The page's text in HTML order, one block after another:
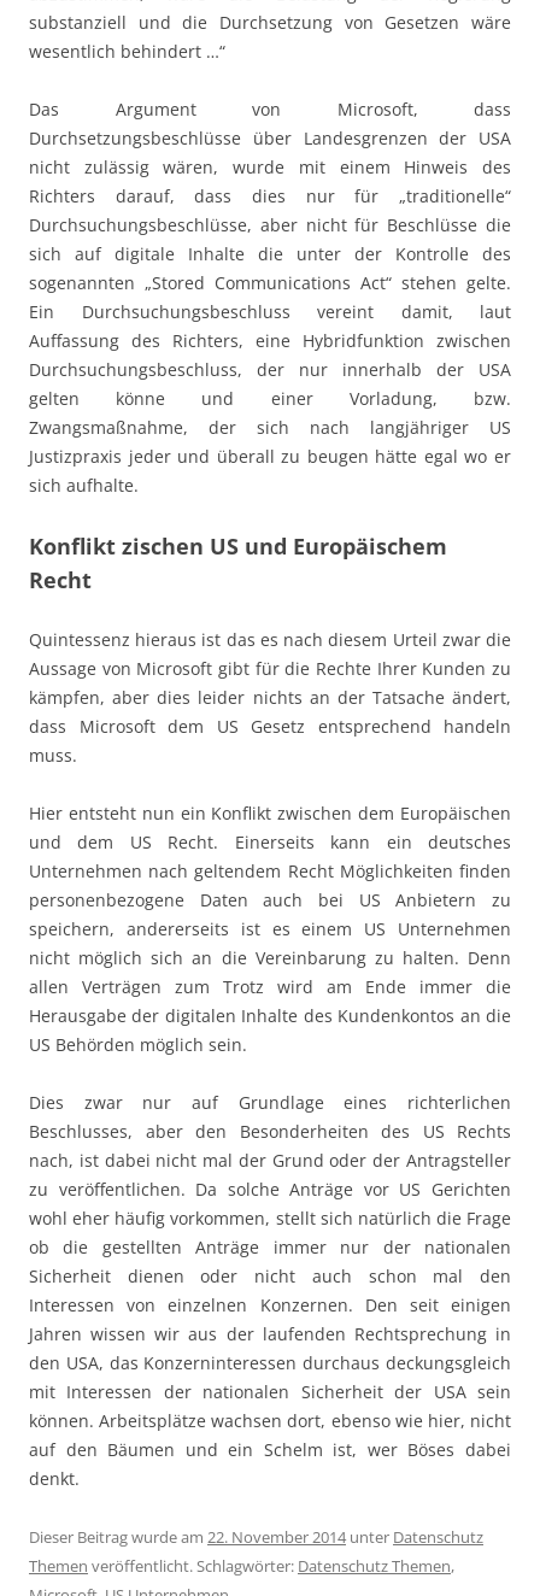
substanziell und die Durchsetzung von Gesetzen wäre
wesentlich behindert …“
Das Argument von Microsoft, dass
Durchsetzungsbeschlüsse über Landesgrenzen der USA
nicht zulässig wären, wurde mit einem Hinweis des
Richters darauf, dass dies nur für „traditionelle“
Durchsuchungsbeschlüsse, aber nicht für Beschlüsse die
sich auf digitale Inhalte die unter der Kontrolle des
sogenannten „Stored Communications Act“ stehen gelte.
Ein Durchsuchungsbeschluss vereint damit, laut
Auffassung des Richters, eine Hybridfunktion zwischen
Durchsuchungsbeschluss, der nur innerhalb der USA
gelten könne und einer Vorladung, bzw.
Zwangsmaßnahme, der sich nach langjähriger US
Justizpraxis jeder und überall zu beugen hätte egal wo er
sich aufhalte.
Konflikt zischen US und Europäischem
Recht
Quintessenz hieraus ist das es nach diesem Urteil zwar die
Aussage von Microsoft gibt für die Rechte Ihrer Kunden zu
kämpfen, aber dies leider nichts an der Tatsache ändert,
dass Microsoft dem US Gesetz entsprechend handeln
muss.
Hier entsteht nun ein Konflikt zwischen dem Europäischen
und dem US Recht. Einerseits kann ein deutsches
Unternehmen nach geltendem Recht Möglichkeiten finden
personenbezogene Daten auch bei US Anbietern zu
speichern, andererseits ist es einem US Unternehmen
nicht möglich sich an die Vereinbarung zu halten. Denn
allen Verträgen zum Trotz wird am Ende immer die
Herausgabe der digitalen Inhalte des Kundenkontos an die
US Behörden möglich sein.
Dies zwar nur auf Grundlage eines richterlichen
Beschlusses, aber den Besonderheiten des US Rechts
nach, ist dabei nicht mal der Grund oder der Antragsteller
zu veröffentlichen. Da solche Anträge vor US Gerichten
wohl eher häufig vorkommen, stellt sich natürlich die Frage
ob die gestellten Anträge immer nur der nationalen
Sicherheit dienen oder nicht auch schon mal den
Interessen von einzelnen Konzernen. Den seit einigen
Jahren wissen wir aus der laufenden Rechtsprechung in
den USA, das Konzerninteressen durchaus deckungsgleich
mit Interessen der nationalen Sicherheit der USA sein
können. Arbeitsplätze wachsen dort, ebenso wie hier, nicht
auf den Bäumen und ein Schelm ist, wer Böses dabei
denkt.
Dieser Beitrag wurde am 22. November 2014unter Datenschutz
Themen veröffentlicht. Schlagwörter: Datenschutz Themen,